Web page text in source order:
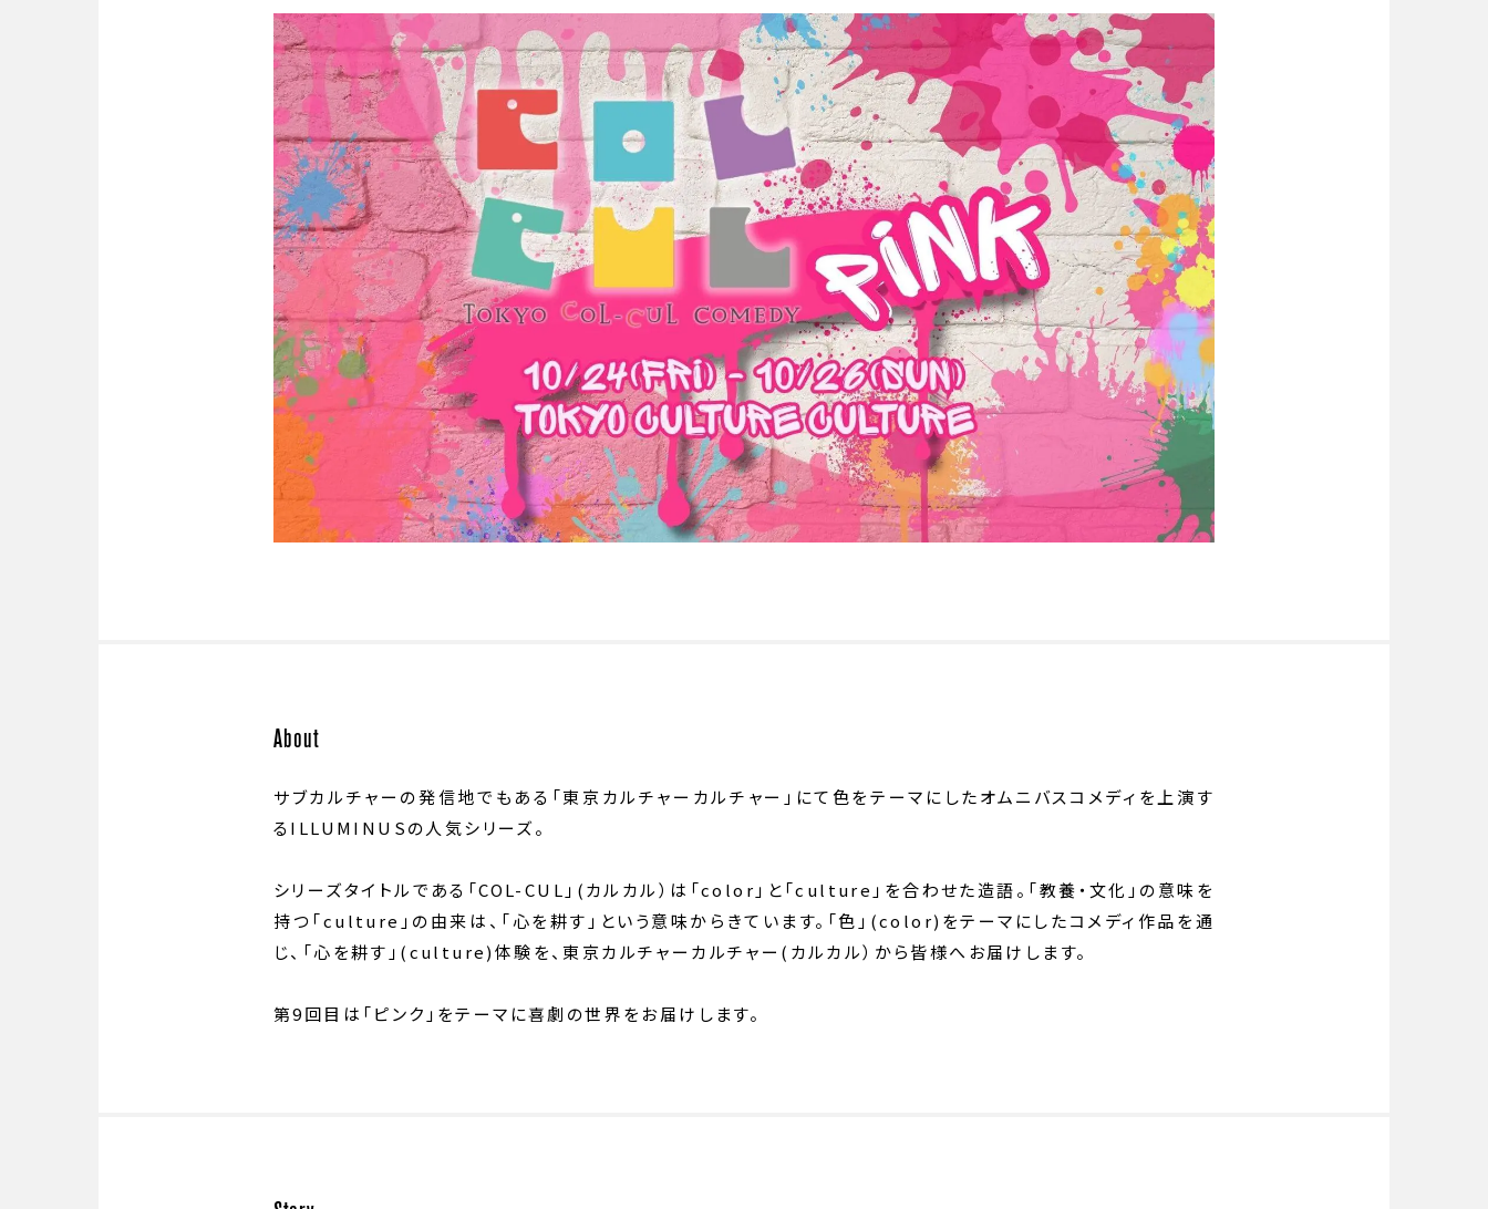
About
サブカルチャーの発信地でもある「東京カルチャーカルチャー」にて色をテーマにしたオムニバスコメディを上演す
るILLUMINUSの人気シリーズ。
シリーズタイトルである「COL-CUL」(カルカル）は「color」と「culture」を合わせた造語。「教養・文化」の意味を
持つ「culture」の由来は、「心を耕す」という意味からきています。「色」(color)をテーマにしたコメディ作品を通
じ、「心を耕す」(culture)体験を、東京カルチャーカルチャー(カルカル）から皆様へお届けします。
第9回目は「ピンク」をテーマに喜劇の世界をお届けします。